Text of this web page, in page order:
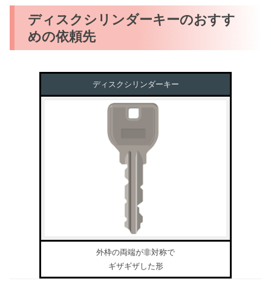
ディスクシリンダーキーのおすす
めの依頼先
ディスクシリンダーキー
外枠の両端が非対称で
ギザギザした形